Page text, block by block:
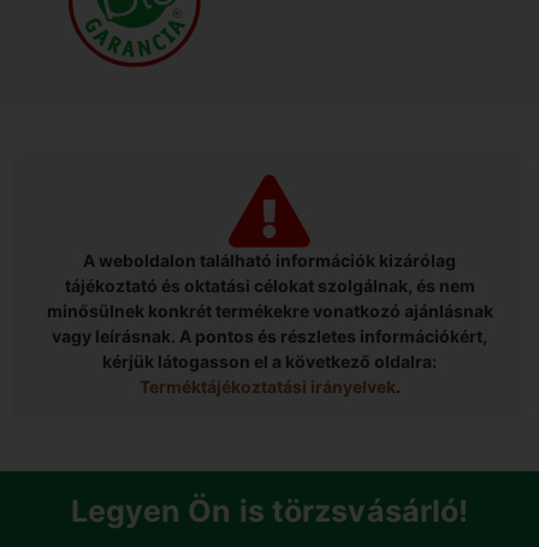
A weboldalon található információk kizárólag
tájékoztató és oktatási célokat szolgálnak, és nem
minősülnek konkrét termékekre vonatkozó ajánlásnak
vagy leírásnak. A pontos és részletes információkért,
kérjük látogasson el a következő oldalra:
Terméktájékoztatási irányelvek.
Legyen Ön is törzsvásárló!